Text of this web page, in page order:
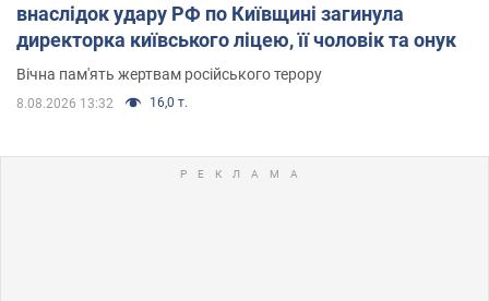
внаслідок удару РФ по Київщині загинула
директорка київського ліцею, її чоловік та онук
Вічна пам'ять жертвам російського терору
8.08.2026 13:32 16,0 т.